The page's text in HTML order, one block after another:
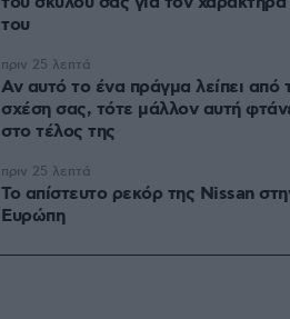
του
Αν αυτό το ένα πράγμα λείπει από
σχέση σας, τότε μάλλον αυτή
στο τέλος της
πριν 25 λεπτά
Το απίστευτο ρεκόρ της Nissan
Ευρώπη
πριν 25 λεπτά